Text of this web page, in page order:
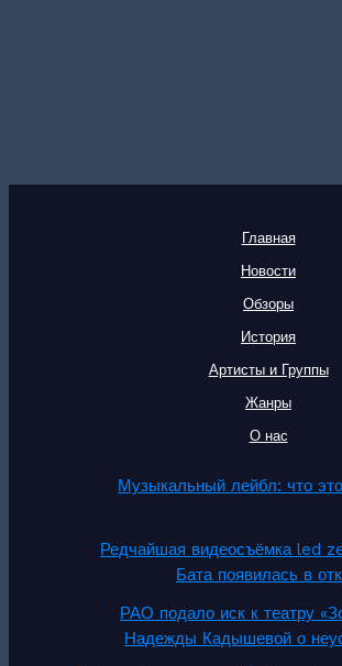
Главная
Новости
Обзоры
История
Артисты и Группы
Жанры
О нас
Музыкальный лейбл: что
Редчайшая видеосъёмка led
Бата появилась в
РАО подало иск к театру
Надежды Кадышевой о